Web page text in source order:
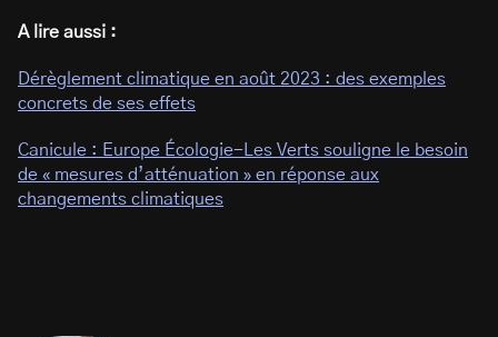
A lire aussi :
Dérèglement climatique en août 2023 : des exemples
concrets de ses effets
Canicule : Europe Écologie-Les Verts souligne le besoin
de « mesures d’atténuation » en réponse aux
changements climatiques